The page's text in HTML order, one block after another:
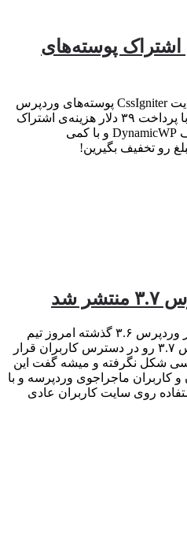
پوسته‌های
برای هر سلیقه و کاربردی تو سایت CssIgniter پوسته‌های وردپرس
حرفه‌ای و زیبایی وجود داره که با پرداخت ۳۹ دلار هزینه‌ی اشتراک
در دسترس شماست اما به لطف DynamicWP و با کمی
رو تخفیف بگیرین!
شد
در حالی که فقط ۲ ماه از انتشار وردپرس ۳.۶ گذشته امروز تیم
وردپرس اولین نسخه بتا وردپرس ۳.۷ رو در دسترس کاربران قرار
شکل نگرفته و میشه گفت این
کاربران ماجراجوی وردپرسه و با
روی سایت کاربران عادی